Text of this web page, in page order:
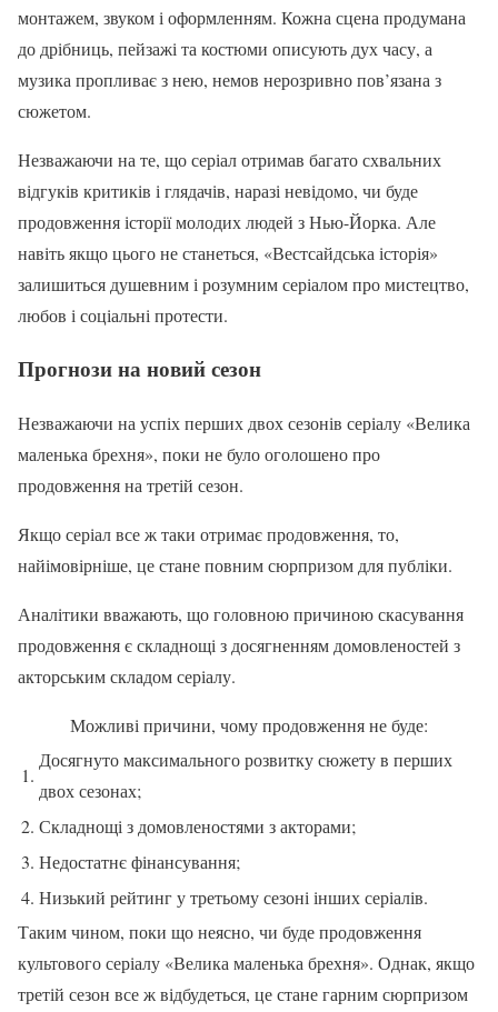
монтажем, звуком і оформленням. Кожна сцена продумана
до дрібниць, пейзажі та костюми описують дух часу, а
музика пропливає з нею, немов нерозривно пов’язана з
сюжетом.
Незважаючи на те, що серіал отримав багато схвальних
відгуків критиків і глядачів, наразі невідомо, чи буде
продовження історії молодих людей з Нью-Йорка. Але
навіть якщо цього не станеться, «Вестсайдська історія»
залишиться душевним і розумним серіалом про мистецтво,
любов і соціальні протести.
Прогнози на новий сезон
Незважаючи на успіх перших двох сезонів серіалу «Велика
маленька брехня», поки не було оголошено про
продовження на третій сезон.
Якщо серіал все ж таки отримає продовження, то,
найімовірніше, це стане повним сюрпризом для публіки.
Аналітики вважають, що головною причиною скасування
продовження є складнощі з досягненням домовленостей з
акторським складом серіалу.
Можливі причини, чому продовження не буде:
1.
Досягнуто максимального розвитку сюжету в перших
двох сезонах;
2. Складнощі з домовленостями з акторами;
3. Недостатнє фінансування;
4. Низький рейтинг у третьому сезоні інших серіалів.
Таким чином, поки що неясно, чи буде продовження
культового серіалу «Велика маленька брехня». Однак, якщо
третій сезон все ж відбудеться, це стане гарним сюрпризом